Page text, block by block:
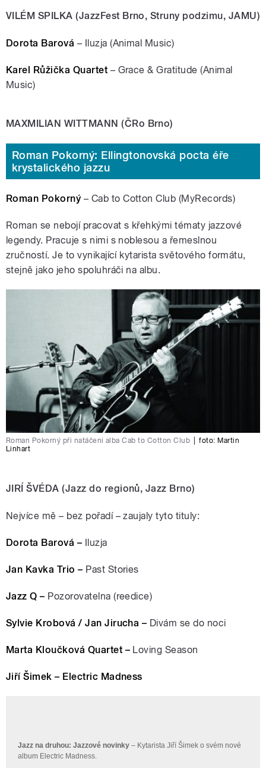
VILÉM SPILKA (JazzFest Brno, Struny podzimu, JAMU)
Dorota Barová – Iluzja (Animal Music)
Karel Růžička Quartet – Grace & Gratitude (Animal
Music)
MAXMILIAN WITTMANN (ČRo Brno)
Roman Pokorný: Ellingtonovská pocta éře
krystalického jazzu
Roman Pokorný– Cab to Cotton Club (MyRecords)
Roman se nebojí pracovat s křehkými tématy jazzové
legendy. Pracuje s nimi s noblesou a řemeslnou
zručností. Je to vynikající kytarista světového formátu,
stejně jako jeho spoluhráči na albu.
Roman Pokorný při natáčení alba Cab to Cotton Club foto:Martin
Linhart
JIRÍ ŠVÉDA (Jazz do regionů, Jazz Brno)
Nejvíce mě – bez pořadí – zaujaly tyto tituly:
Dorota Barová – Iluzja
Jan Kavka Trio – Past Stories
Jazz Q – Pozorovatelna (reedice)
Sylvie Krobová / Jan Jirucha – Divám se do noci
Marta Kloučková Quartet – Loving Season
Jiří Šimek – Electric Madness